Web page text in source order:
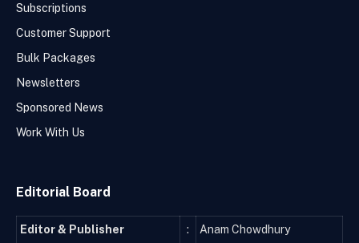
Subscriptions
Customer Support
Bulk Packages
Newsletters
Sponsored News
Work With Us
Editorial Board
Editor & Publisher : Anam Chowdhury